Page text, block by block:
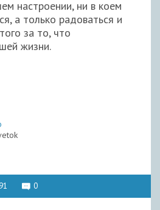
настроении, ни в коем
а только радоваться и
за то, что
жизни.
0